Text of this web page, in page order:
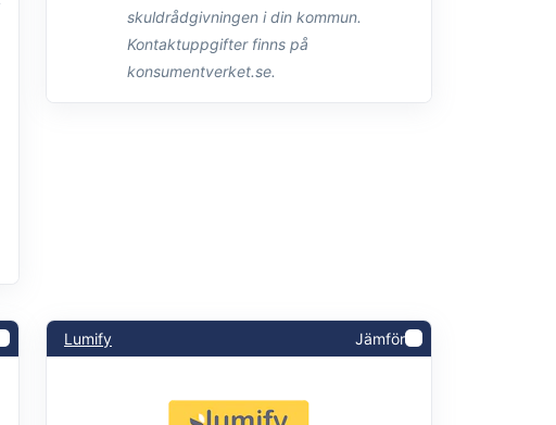
skuldrådgivningen i din kommun.
Kontaktuppgifter finns på
konsumentverket.se.
Lumify Jämför